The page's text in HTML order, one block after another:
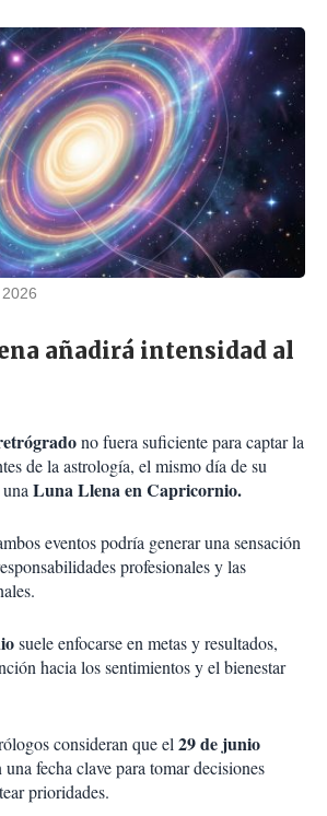
añadirá intensidad al
no fuera suficiente para captar la
de la astrología, el mismo día de su
Luna Llena en Capricornio.
eventos podría generar una sensación
profesionales y las
suele enfocarse en metas y resultados,
hacia los sentimientos y el bienestar
consideran que el29 de junio
fecha clave para tomar decisiones
prioridades.